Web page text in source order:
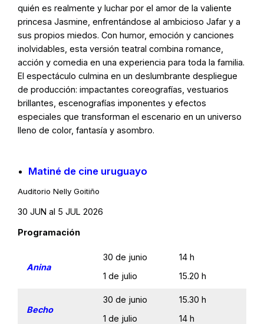
quién es realmente y luchar por el amor de la valiente
princesa Jasmine, enfrentándose al ambicioso Jafar y a
sus propios miedos. Con humor, emoción y canciones
inolvidables, esta versión teatral combina romance,
acción y comedia en una experiencia para toda la familia.
El espectáculo culmina en un deslumbrante despliegue
de producción: impactantes coreografías, vestuarios
brillantes, escenografías imponentes y efectos
especiales que transforman el escenario en un universo
lleno de color, fantasía y asombro.
Matiné de cine uruguayo
Auditorio Nelly Goitiño
30 JUN al 5 JUL 2026
Programación
Anina
30 de junio
1 de julio
14 h
15.20 h
Becho
30 de junio
1 de julio
15.30 h
14 h